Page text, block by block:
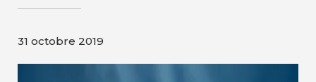
31 octobre 2019